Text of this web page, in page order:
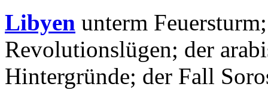
Libyen unterm
Revolutionslügen; der
Hintergründe; der Fall